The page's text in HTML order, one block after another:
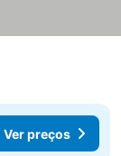
Ver preços